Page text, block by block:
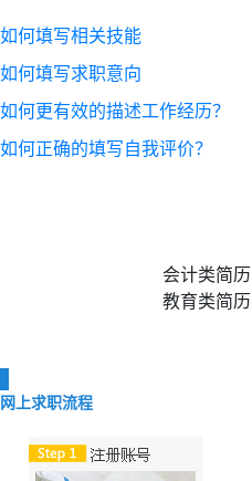
如何填写相关技能
如何填写求职意向
如何更有效的描述工作经历？
如何正确的填写自我评价？
会计类简历
教育类简历
网上求职流程